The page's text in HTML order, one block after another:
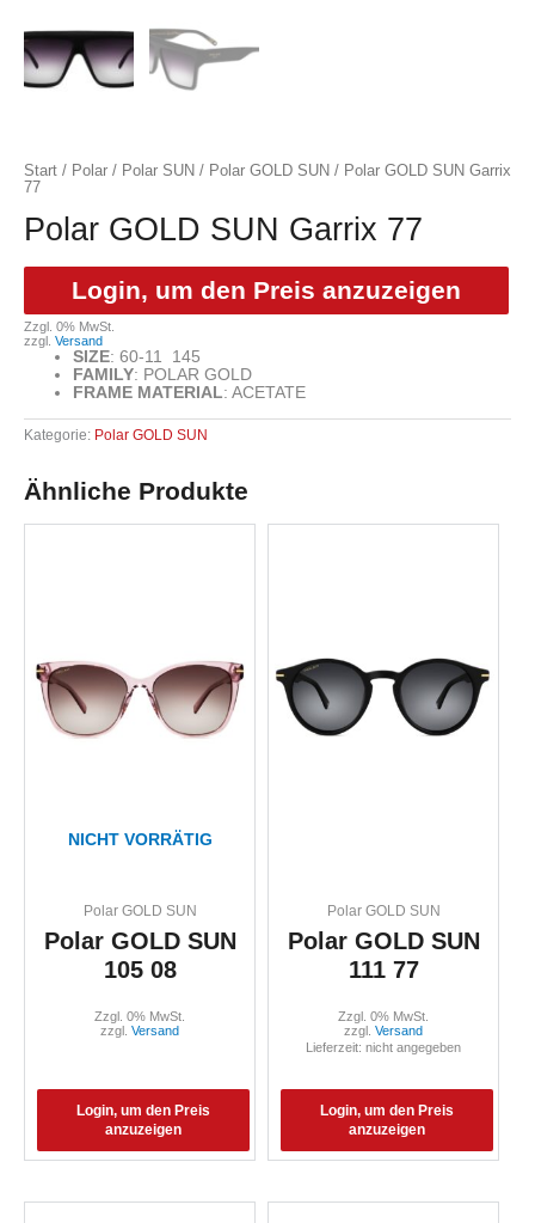
Start / Polar / Polar SUN / Polar GOLD SUN / Polar GOLD SUN Garrix
77
Polar GOLD SUN Garrix 77
Login, um den Preis anzuzeigen
Zzgl. 0% MwSt.
zzgl. Versand
SIZE: 60-11 145
FAMILY: POLAR GOLD
FRAME MATERIAL: ACETATE
Kategorie: Polar GOLD SUN
Ähnliche Produkte
NICHT VORRÄTIG
Polar GOLD SUN
Polar GOLD SUN
105 08
Login, um den Preis
anzuzeigen
Zzgl. 0% MwSt.
zzgl. Versand
Polar GOLD SUN
Polar GOLD SUN
111 77
Login, um den Preis
anzuzeigen
Zzgl. 0% MwSt.
zzgl. Versand
Lieferzeit: nicht angegeben